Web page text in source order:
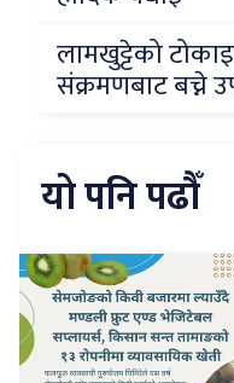
लामखुट्टेको
संक्रमणबाट बच्ने
यो पनि पढौँ